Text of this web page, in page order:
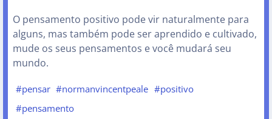
O pensamento positivo pode vir naturalmente para
alguns, mas também pode ser aprendido e cultivado,
mude os seus pensamentos e você mudará seu
mundo.
#pensar #normanvincentpeale #positivo
#pensamento